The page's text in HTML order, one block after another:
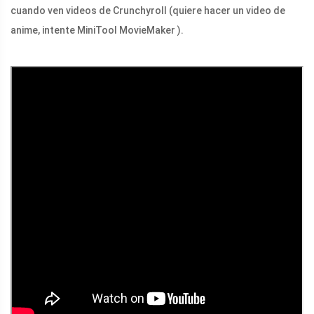
cuando ven videos de Crunchyroll (quiere hacer un video de
anime, intente MiniTool MovieMaker ).